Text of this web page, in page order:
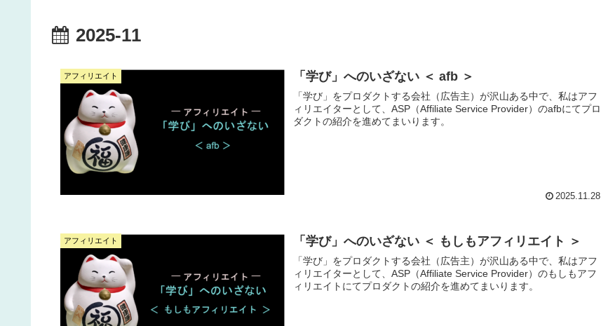
2025-11
アフィリエイト 「学び」へのいざない ＜ afb ＞
「学び」をプロダクトする会社（広告主）が沢山ある中で、私はアフ
ィリエイターとして、ASP（Affiliate Service Provider）のafbにてプロ
ダクトの紹介を進めてまいります。
2025.11.28
アフィリエイト 「学び」へのいざない ＜ もしもアフィリエイト ＞
「学び」をプロダクトする会社（広告主）が沢山ある中で、私はアフ
ィリエイターとして、ASP（Affiliate Service Provider）のもしもアフ
ィリエイトにてプロダクトの紹介を進めてまいります。